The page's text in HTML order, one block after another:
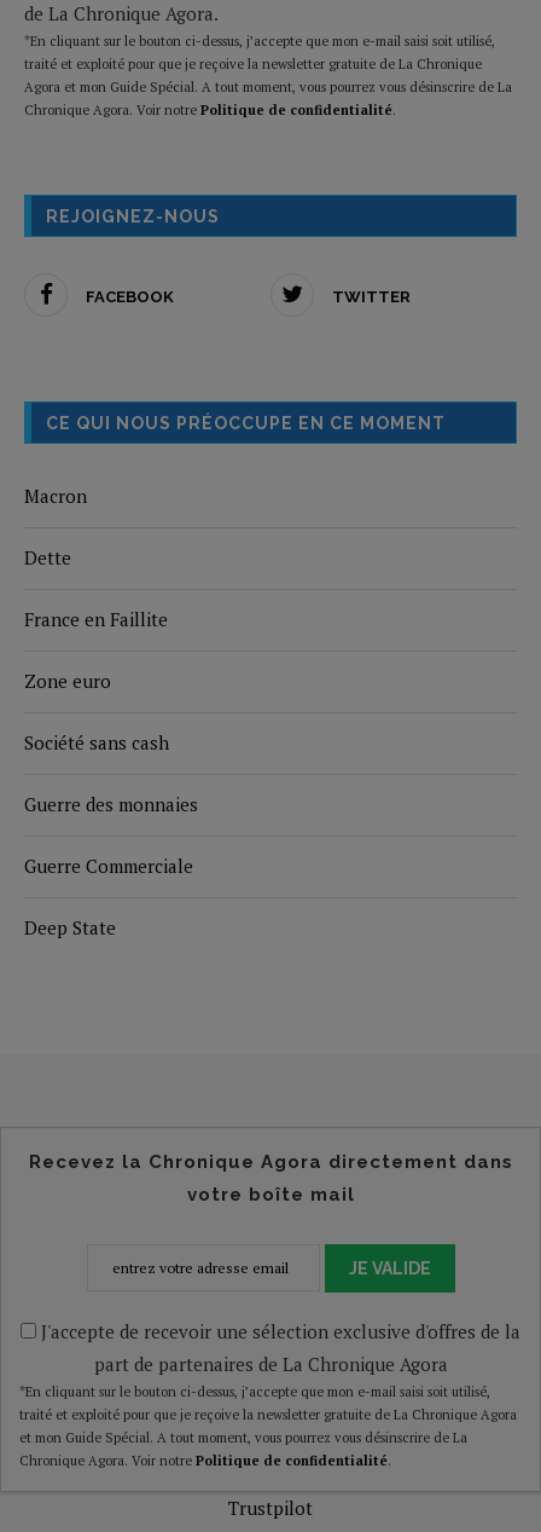
de La Chronique Agora.
*En cliquant sur le bouton ci-dessus, j’accepte que mon e-mail saisi soit utilisé,
traité et exploité pour que je reçoive la newsletter gratuite de La Chronique
Agora et mon Guide Spécial. A tout moment, vous pourrez vous désinscrire de La
Chronique Agora. Voir notre Politique de confidentialité.
REJOIGNEZ-NOUS
FACEBOOK TWITTER
CE QUI NOUS PRÉOCCUPE EN CE MOMENT
Macron
Dette
France en Faillite
Zone euro
Société sans cash
Guerre des monnaies
Guerre Commerciale
Deep State
Recevez la Chronique Agora directement dans
votre boîte mail
JE VALIDE
J'accepte de recevoir une sélection exclusive d'offres de la
part de partenaires de La Chronique Agora
*En cliquant sur le bouton ci-dessus, j’accepte que mon e-mail saisi soit utilisé,
traité et exploité pour que je reçoive la newsletter gratuite de La Chronique Agora
et mon Guide Spécial. A tout moment, vous pourrez vous désinscrire de La
Chronique Agora. Voir notre Politique de confidentialité.
Trustpilot